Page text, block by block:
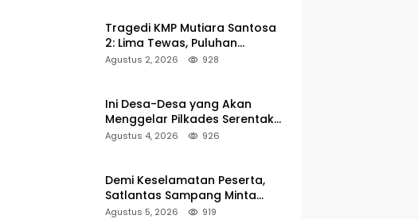
Tragedi KMP Mutiara Santosa
2: Lima Tewas, Puluhan
Penumpang Masih Dalam
Agustus 2, 2026 928
Ini Desa-Desa yang Akan
Menggelar Pilkades Serentak
2027 di Kabupaten Sumenep
Agustus 4, 2026 926
Demi Keselamatan Peserta,
Satlantas Sampang Minta
Latihan Gerak Jalan Pindah ke
Agustus 5, 2026 919